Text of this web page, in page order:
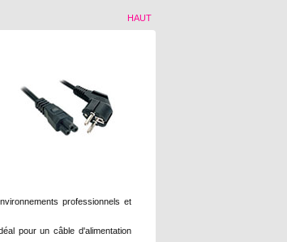
HAUT
professionnels et
pour un câble d'alimentation